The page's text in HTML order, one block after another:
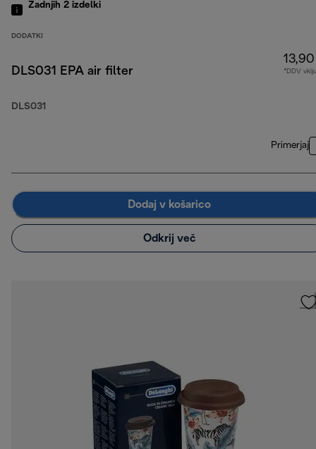
Zadnjih 2 izdelki
DODATKI
DLS031 EPA air filter
DLS031
*DDV
Primerjaj
Dodaj v košarico
Odkrij več